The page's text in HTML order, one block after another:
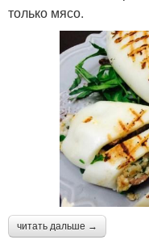
только мясо.
читать дальше →